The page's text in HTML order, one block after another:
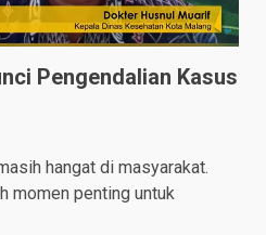
Pengendalian Kasus
hangat di masyarakat.
momen penting untuk